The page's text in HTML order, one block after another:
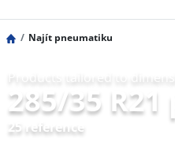
Najít pneumatiku
285/35
25 reference